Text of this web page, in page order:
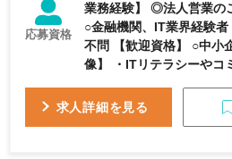
応募資格
業務経験】 ◎法人営業のご経験 【歓迎
○金融機関、IT業界経験者 ＜資格＞ 【必要資格】
不問 【歓迎資格】 ○中小企業診断士 【求める人物
像】 ・ITリテラシーやコ
求人詳細を見る